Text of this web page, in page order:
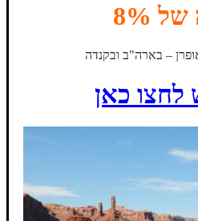
8%
– בארה"ב ובקנדה
לחצו כאן